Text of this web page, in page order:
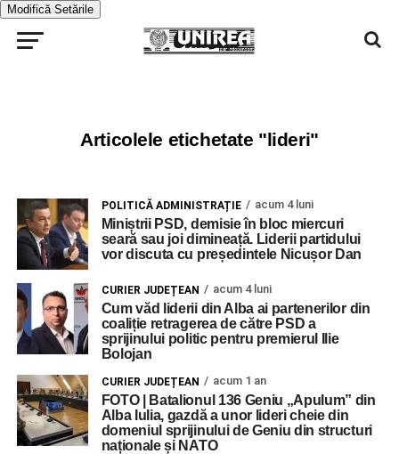
Modifică Setările
Articolele etichetate "lideri"
POLITICĂ ADMINISTRAȚIE acum 4 luni
Miniștrii PSD, demisie în bloc miercuri
seară sau joi dimineață. Liderii partidului
vor discuta cu președintele Nicușor Dan
CURIER JUDEȚEAN acum 4 luni
Cum văd liderii din Alba ai partenerilor din
coaliție retragerea de către PSD a
sprijinului politic pentru premierul Ilie
Bolojan
CURIER JUDEȚEAN acum 1 an
FOTO | Batalionul 136 Geniu „Apulum” din
Alba Iulia, gazdă a unor lideri cheie din
domeniul sprijinului de Geniu din structuri
naționale și NATO